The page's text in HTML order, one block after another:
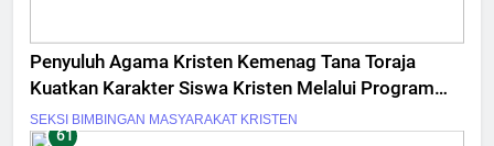
Penyuluh Agama Kristen Kemenag Tana Toraja
Kuatkan Karakter Siswa Kristen Melalui Program
Pesantren Kilat
SEKSI BIMBINGAN MASYARAKAT KRISTEN
61